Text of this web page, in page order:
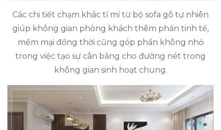
Các chi tiết chạm khắc tỉ mỉ từ bộ sofa gỗ tự nhiên
giúp không gian phòng khách thêm phần tinh tế,
mềm mại đồng thời cũng góp phần không nhỏ
trong việc tạo sự cân bằng cho đường nét trong
không gian sinh hoạt chung.